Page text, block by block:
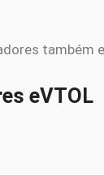
eVTOL